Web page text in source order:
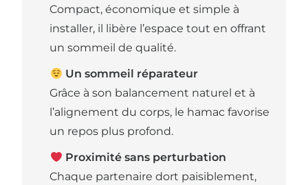
Compact, économique et simple à
installer, il libère l’espace tout en offrant
un sommeil de qualité.
Un sommeil réparateur
Grâce à son balancement naturel et à
l’alignement du corps, le hamac favorise
un repos plus profond.
Proximité sans perturbation
Chaque partenaire dort paisiblement,